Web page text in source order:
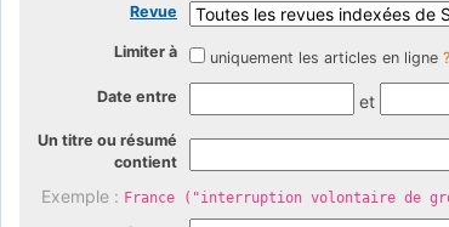
Revue
Limiter à
uniquement les articles en ligne ?
Date entre et
Un titre ou résumé
contient
Exemple : France ("interruption volontaire de